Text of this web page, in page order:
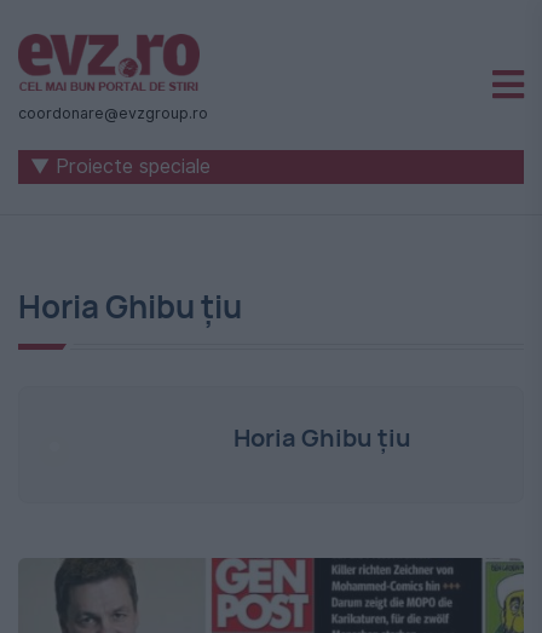
Știri
naționale
internaționale
-
Evenimentul
coordonare@evzgroup.ro
▼ Proiecte speciale
Horia Ghibu ţiu
Horia Ghibu ţiu